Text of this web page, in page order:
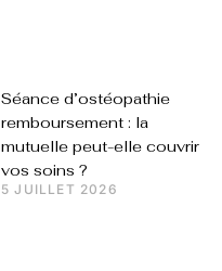
Séance d’ostéopathie
remboursement : la
mutuelle peut-elle couvrir
vos soins ?
5 JUILLET 2026